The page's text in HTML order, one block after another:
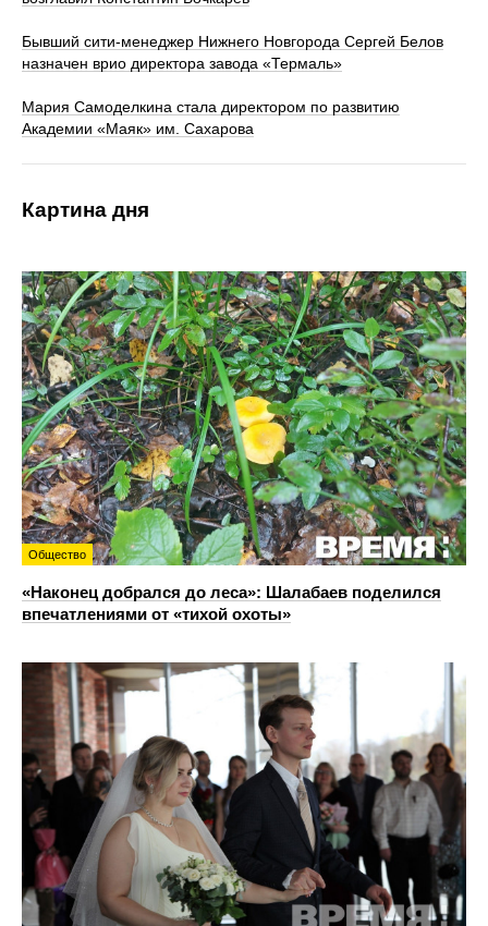
Бывший сити-менеджер Нижнего Новгорода Сергей Белов
назначен врио директора завода «Термаль»
Мария Самоделкина стала директором по развитию
Академии «Маяк» им. Сахарова
Картина дня
Общество
«Наконец добрался до леса»: Шалабаев поделился
впечатлениями от «тихой охоты»